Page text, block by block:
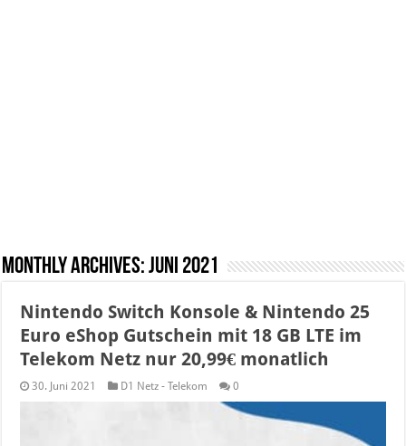
Monthly Archives:Juni 2021
Nintendo Switch Konsole & Nintendo 25
Euro eShop Gutschein mit 18 GB LTE im
Telekom Netz nur 20,99€ monatlich
30. Juni 2021 D1 Netz - Telekom 0